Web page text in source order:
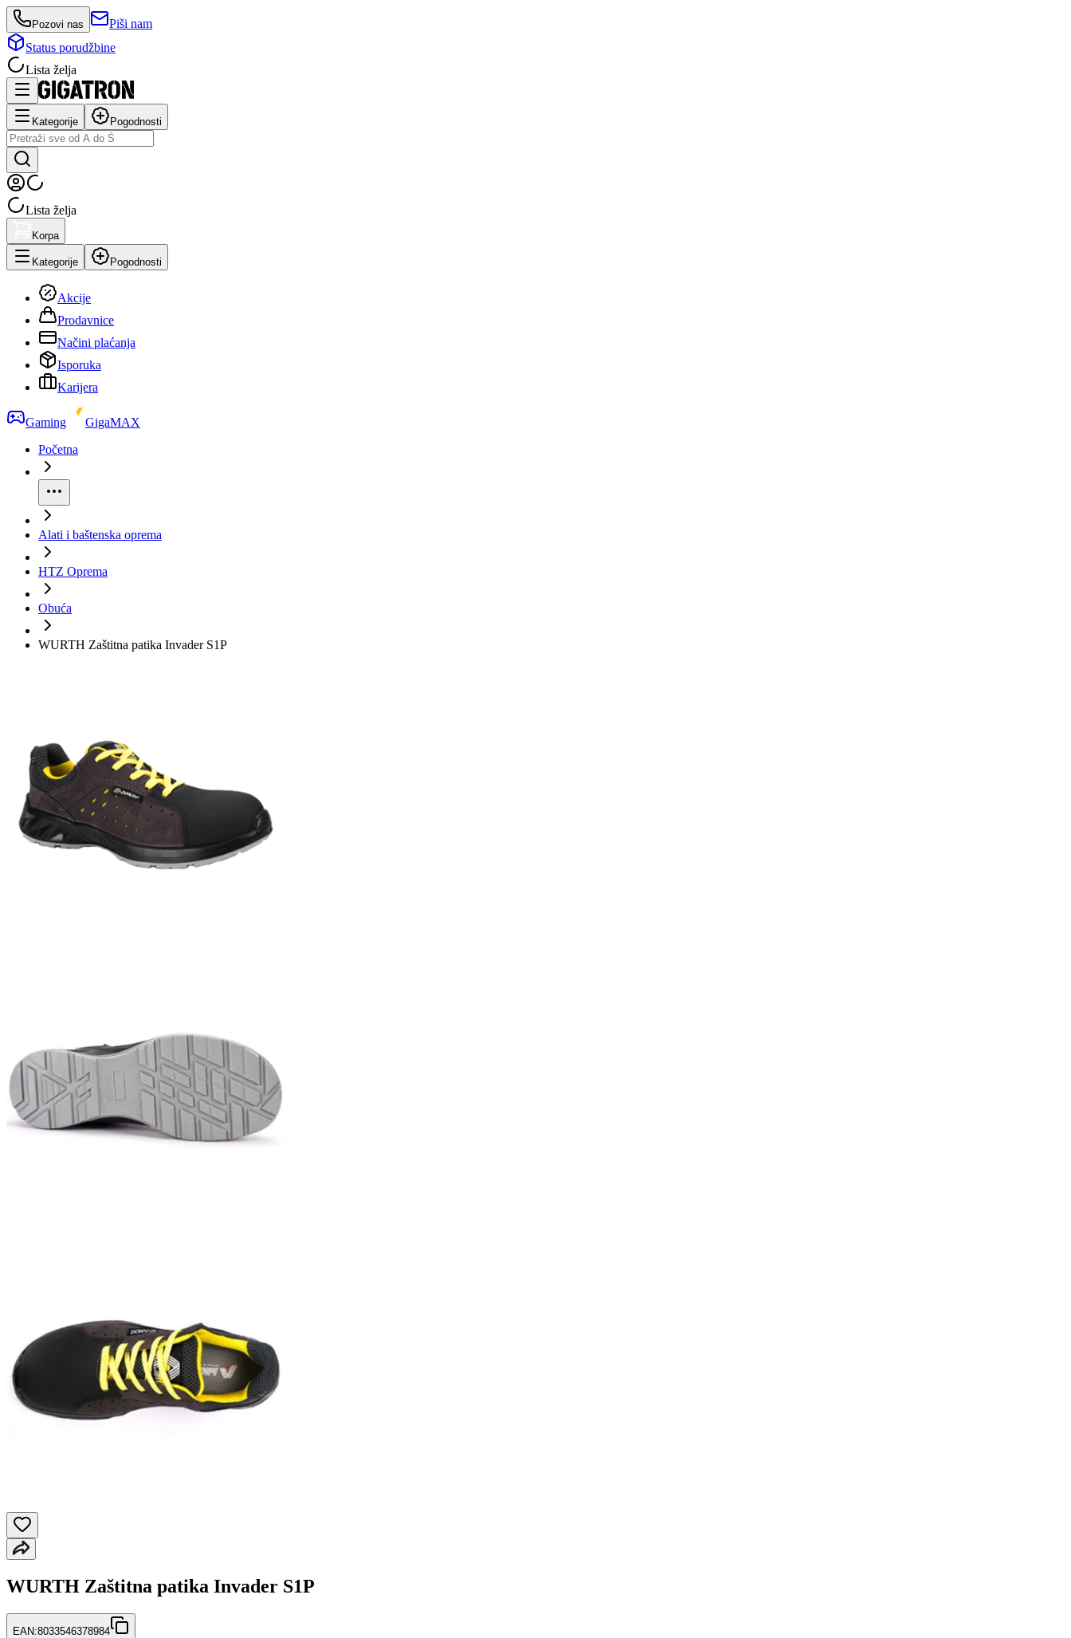
Pozovi nas
Piši nam
Status porudžbine
Lista želja
Kategorije Pogodnosti
Lista želja
Korpa
Kategorije Pogodnosti
Akcije
Prodavnice
Načini plaćanja
Isporuka
Karijera
Gaming
GigaMAX
Početna
Alati i baštenska oprema
HTZ Oprema
Obuća
WURTH Zaštitna patika Invader S1P
WURTH Zaštitna patika Invader S1P
EAN:8033546378984